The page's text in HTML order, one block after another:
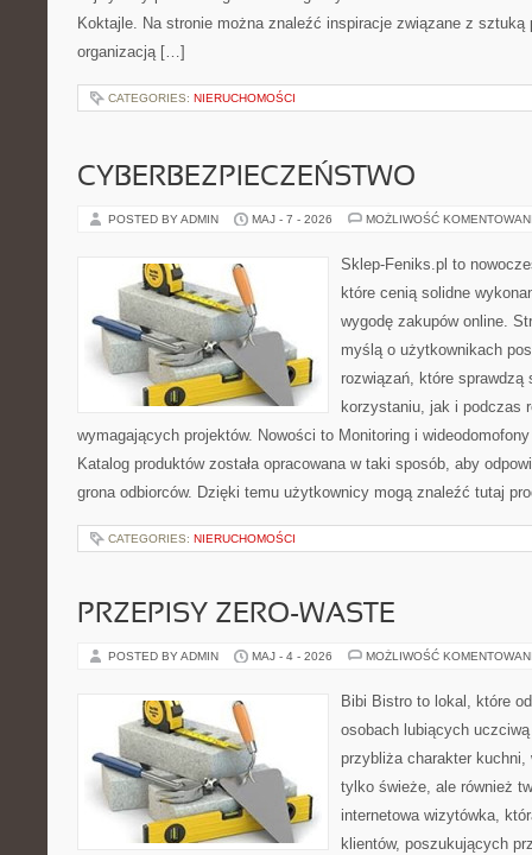
Koktajle. Na stronie można znaleźć inspiracje związane z sztuką
organizacją […]
CATEGORIES: NIERUCHOMOŚCI
CYBERBEZPIECZEŃSTWO
POSTED BY ADMIN MAJ - 7 - 2026 MOŻLIWOŚĆ
Sklep-Feniks.pl to
które cenią solidne
wygodę zakupów online.
myślą o użytkownikach
rozwiązań, które sprawdzą
korzystaniu, jak i podczas
wymagających projektów. Nowości to Monitoring i
Katalog produktów została opracowana w taki sposób, aby
grona odbiorców. Dzięki temu użytkownicy mogą znaleźć tutaj
CATEGORIES: NIERUCHOMOŚCI
PRZEPISY ZERO-WASTE
POSTED BY ADMIN MAJ - 4 - 2026 MOŻLIWOŚĆ
Bibi Bistro to lokal, które
osobach lubiących
przybliża charakter
tylko świeże, ale również
internetowa wizytówka,
klientów, poszukujących